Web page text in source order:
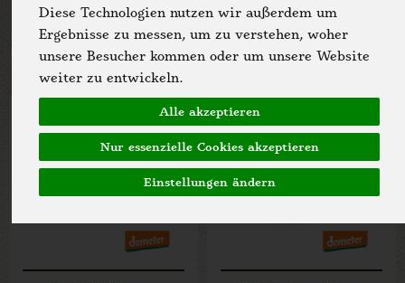
Diese Technologien nutzen wir außerdem um
Ergebnisse zu messen, um zu verstehen, woher
unsere Besucher kommen oder um unsere Website
weiter zu entwickeln.
Alle akzeptieren
Nur essenzielle Cookies akzeptieren
Einstellungen ändern
Allergene
Aktion!
Hofangebot
bis zum 9.8.2026